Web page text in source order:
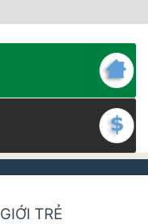
GIỚI TRẺ